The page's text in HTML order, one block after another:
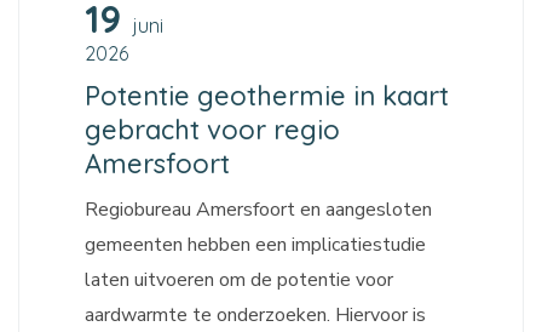
19 juni
2026
Potentie geothermie in kaart
gebracht voor regio
Amersfoort
Regiobureau Amersfoort en aangesloten
gemeenten hebben een implicatiestudie
laten uitvoeren om de potentie voor
aardwarmte te onderzoeken. Hiervoor is